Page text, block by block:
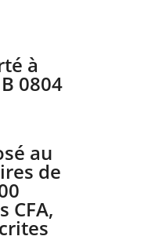
à
0804
au
de
CFA,